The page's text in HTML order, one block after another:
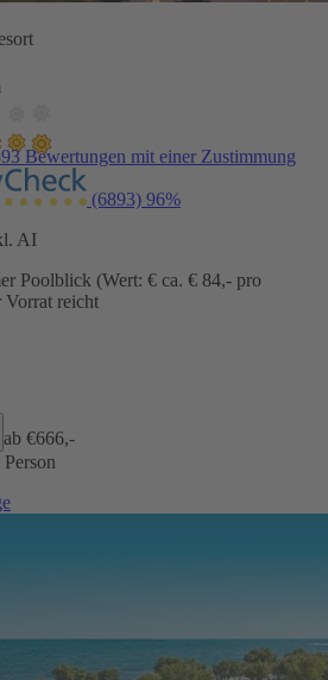
Bewertungen mit einer Zustimmung
(6893) 96%
AI
Poolblick (Wert: € ca. € 84,- pro
Vorrat reicht
ab €666,-